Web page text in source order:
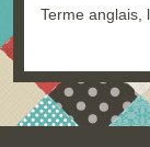
Terme anglais,